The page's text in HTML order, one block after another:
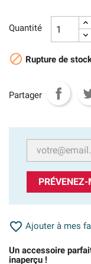
Quantité
 Rupture de
Partager
 Ajouter à mes
Un accessoire
inaperçu !